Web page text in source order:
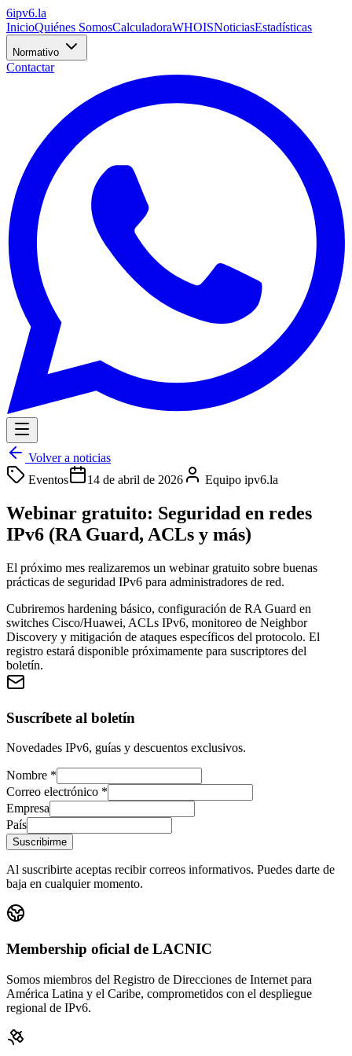
6ipv6.la
InicioQuiénes SomosCalculadoraWHOISNoticiasEstadísticas
Normativo
Contactar
Volver a noticias
Eventos
14 de abril de 2026 Equipo ipv6.la
Webinar gratuito: Seguridad en redes
IPv6 (RA Guard, ACLs y más)
El próximo mes realizaremos un webinar gratuito sobre buenas
prácticas de seguridad IPv6 para administradores de red.
Cubriremos hardening básico, configuración de RA Guard en
switches Cisco/Huawei, ACLs IPv6, monitoreo de Neighbor
Discovery y mitigación de ataques específicos del protocolo. El
registro estará disponible próximamente para suscriptores del
boletín.
Suscríbete al boletín
Novedades IPv6, guías y descuentos exclusivos.
Nombre *
Correo electrónico *
Empresa
País
Suscribirme
Al suscribirte aceptas recibir correos informativos. Puedes darte de
baja en cualquier momento.
Membership oficial de LACNIC
Somos miembros del Registro de Direcciones de Internet para
América Latina y el Caribe, comprometidos con el despliegue
regional de IPv6.